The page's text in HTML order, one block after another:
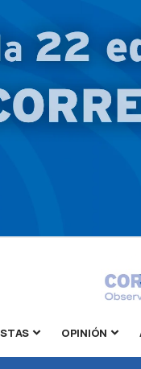
OPINIÓN